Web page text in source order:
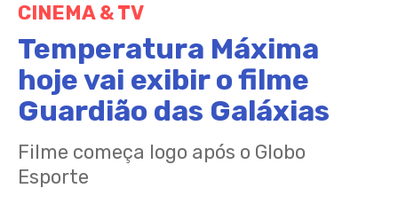
CINEMA & TV
Temperatura Máxima
hoje vai exibir o filme
Guardião das Galáxias
Filme começa logo após o Globo
Esporte